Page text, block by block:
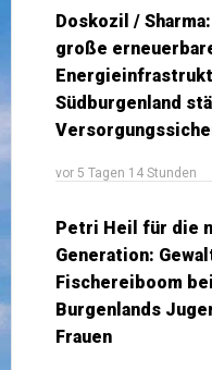
Doskozil /
große
Südburgenland
vor 5 Tagen 14 Stunden
Petri Heil für die
Generation:
Fischereiboom bei
Burgenlands
Frauen